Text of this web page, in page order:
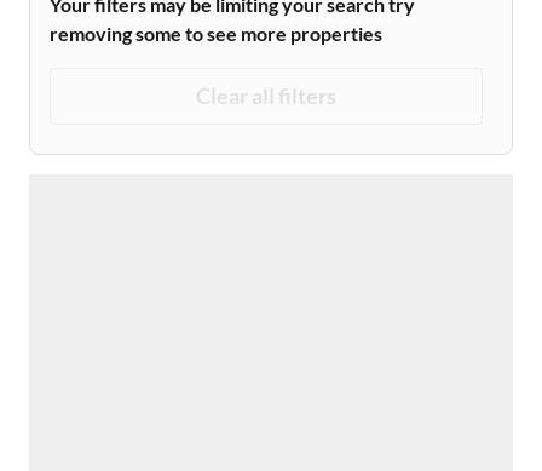
removing some to see more properties
Clear all filters